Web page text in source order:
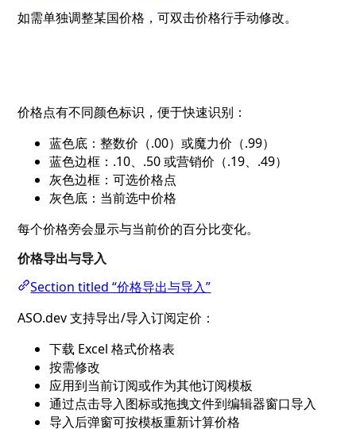
如需单独调整某国价格，可双击价格行手动修改。
价格点有不同颜色标识，便于快速识别：
蓝色底：整数价（.00）或魔力价（.99）
蓝色边框：.10、.50 或营销价（.19、.49）
灰色边框：可选价格点
灰色底：当前选中价格
每个价格旁会显示与当前价的百分比变化。
价格导出与导入
Section titled “价格导出与导入”
ASO.dev 支持导出/导入订阅定价：
下载 Excel 格式价格表
按需修改
应用到当前订阅或作为其他订阅模板
通过点击导入图标或拖拽文件到编辑器窗口导入
导入后弹窗可按模板重新计算价格